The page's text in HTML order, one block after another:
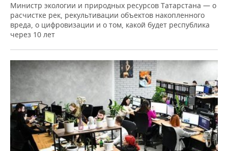
Министр экологии и природных ресурсов Татарстана — о
расчистке рек, рекультивации объектов накопленного
вреда, о цифровизации и о том, какой будет республика
через 10 лет